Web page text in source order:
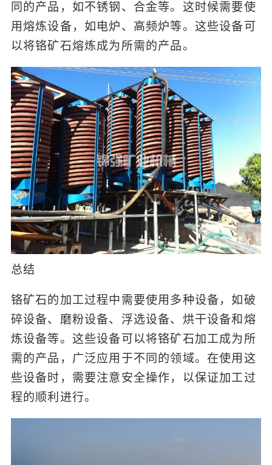
同的产品，如不锈钢、合金等。这时候需要使
用熔炼设备，如电炉、高频炉等。这些设备可
以将铬矿石熔炼成为所需的产品。
总结
铬矿石的加工过程中需要使用多种设备，如破
碎设备、磨粉设备、浮选设备、烘干设备和熔
炼设备等。这些设备可以将铬矿石加工成为所
需的产品，广泛应用于不同的领域。在使用这
些设备时，需要注意安全操作，以保证加工过
程的顺利进行。